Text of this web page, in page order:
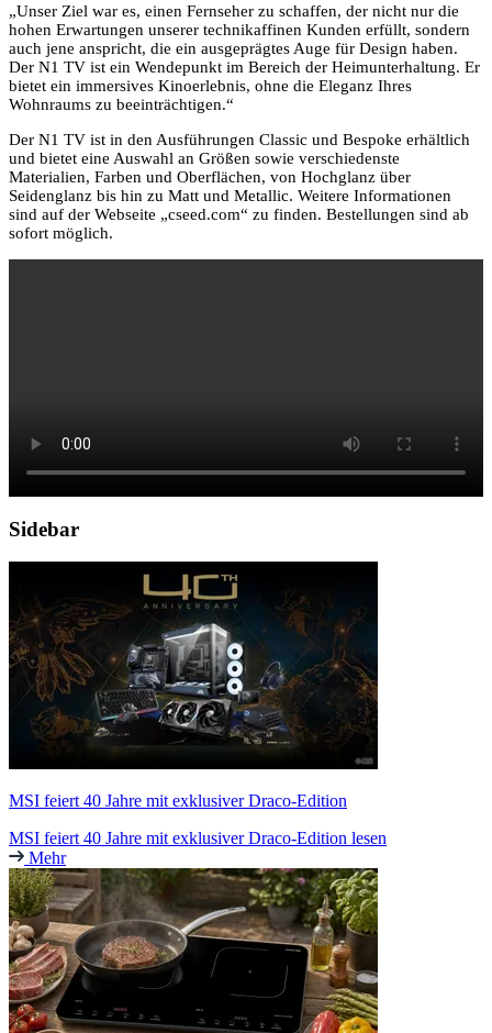
„Unser Ziel war es, einen Fernseher zu schaffen, der nicht nur die
hohen Erwartungen unserer technikaffinen Kunden erfüllt, sondern
auch jene anspricht, die ein ausgeprägtes Auge für Design haben.
Der N1 TV ist ein Wendepunkt im Bereich der Heimunterhaltung. Er
bietet ein immersives Kinoerlebnis, ohne die Eleganz Ihres
Wohnraums zu beeinträchtigen.“
Der N1 TV ist in den Ausführungen Classic und Bespoke erhältlich
und bietet eine Auswahl an Größen sowie verschiedenste
Materialien, Farben und Oberflächen, von Hochglanz über
Seidenglanz bis hin zu Matt und Metallic. Weitere Informationen
sind auf der Webseite „cseed.com“ zu finden. Bestellungen sind ab
sofort möglich.
Sidebar
MSI feiert 40 Jahre mit exklusiver Draco-Edition
MSI feiert 40 Jahre mit exklusiver Draco-Edition lesen
Mehr